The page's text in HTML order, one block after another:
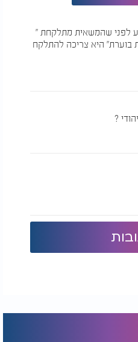
לפני שהמשאית מתלקחת ’’
בוערת’’ היא צריכה להתלקח
?